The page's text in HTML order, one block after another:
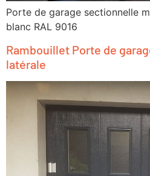
Porte de garage sectionnelle
blanc RAL 9016
Rambouillet Porte de
latérale